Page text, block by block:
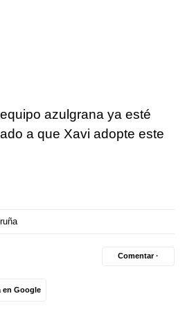
azulgrana ya esté
a que Xavi adopte este
en Google
Comentar ·